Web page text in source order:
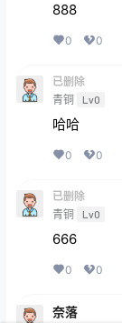
888
0 0
已删除
青铜
Lv0
哈哈
0 0
已删除
青铜
Lv0
666
0 0
奈落